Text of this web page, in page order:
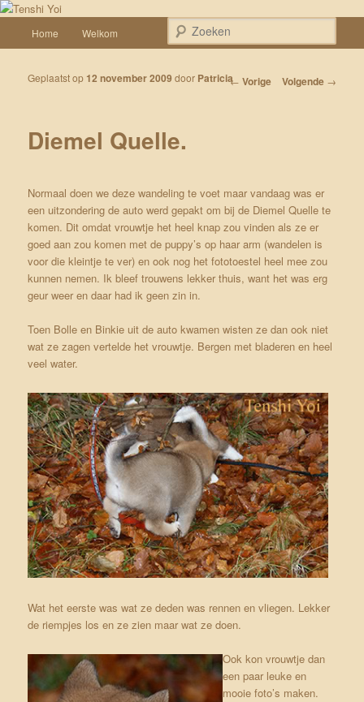
Spring naar de primaire inhoud
Tenshi Yoi
Een weblog over onze Shiba’s (Keiko, Rontu, Miyuki, Tatsu en Yumi)
Home Welkom
Bericht navigatie
← Vorige Volgende →
Diemel Quelle.
Geplaatst op 12 november 2009 door Patricia
Normaal doen we deze wandeling te voet maar vandaag was er
een uitzondering de auto werd gepakt om bij de Diemel Quelle te
komen. Dit omdat vrouwtje het heel knap zou vinden als ze er
goed aan zou komen met de puppy’s op haar arm (wandelen is
voor die kleintje te ver) en ook nog het fototoestel heel mee zou
kunnen nemen. Ik bleef trouwens lekker thuis, want het was erg
geur weer en daar had ik geen zin in.
Toen Bolle en Binkie uit de auto kwamen wisten ze dan ook niet
wat ze zagen vertelde het vrouwtje. Bergen met bladeren en heel
veel water.
Wat het eerste was wat ze deden was rennen en vliegen. Lekker
de riempjes los en ze zien maar wat ze doen.
Ook kon vrouwtje dan
een paar leuke en
mooie foto’s maken.